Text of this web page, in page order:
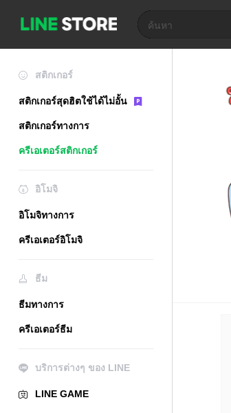
สติกเกอร์
สติกเกอร์สุดฮิตใช้ได้ไม่อั้น
สติกเกอร์ทางการ
ครีเอเตอร์สติกเกอร์
อิโมจิ
อิโมจิทางการ
ครีเอเตอร์อิโมจิ
ธีม
ธีมทางการ
ครีเอเตอร์ธีม
บริการต่างๆ ของ LINE
LINE GAME